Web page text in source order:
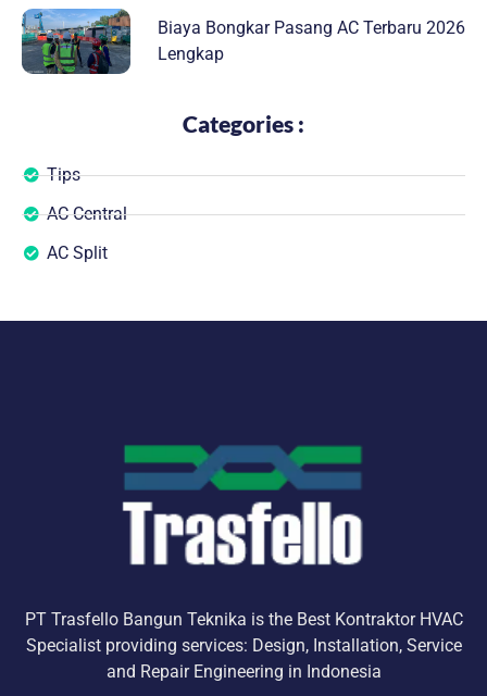
Biaya Bongkar Pasang AC Terbaru 2026
Lengkap
Categories :
Tips
AC Central
AC Split
PT Trasfello Bangun Teknika is the Best Kontraktor HVAC
Specialist providing services: Design, Installation, Service
and Repair Engineering in Indonesia